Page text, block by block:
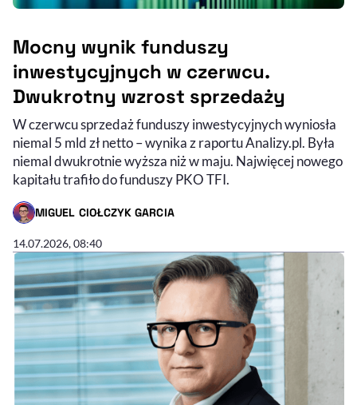
Mocny wynik funduszy
inwestycyjnych w czerwcu.
Dwukrotny wzrost sprzedaży
W czerwcu sprzedaż funduszy inwestycyjnych wyniosła
niemal 5 mld zł netto – wynika z raportu Analizy.pl. Była
niemal dwukrotnie wyższa niż w maju. Najwięcej nowego
kapitału trafiło do funduszy PKO TFI.
MIGUEL CIOŁCZYK GARCIA
- AUTOR ARTYKUŁU - PROFIL
14.07.2026, 08:40